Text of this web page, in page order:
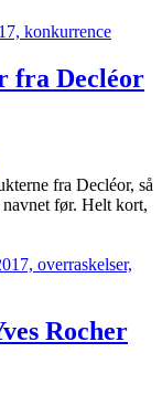
fra Decléor
fra Decléor, så
før. Helt kort,
Rocher